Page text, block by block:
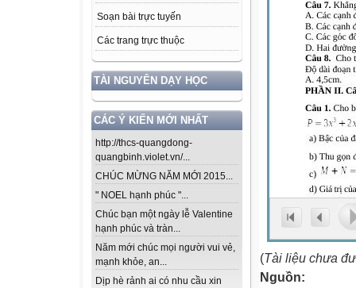
Soạn bài trực tuyến
Các trang trực thuộc
TÀI NGUYÊN DẠY HỌC
CÁC Ý KIẾN MỚI NHẤT
http://thcs-quangdong-
quangbinh.violet.vn/...
CHÚC MỪNG NĂM MỚI 2015...
" NOEL hạnh phúc "...
Chúc bạn một ngày lễ Valentine
hạnh phúc và tràn...
Năm mới chúc mọi người vui vẻ,
mạnh khỏe, an...
Dịp hè rảnh ai có nhu cầu xin
(Tài liệu chưa
Nguồn: